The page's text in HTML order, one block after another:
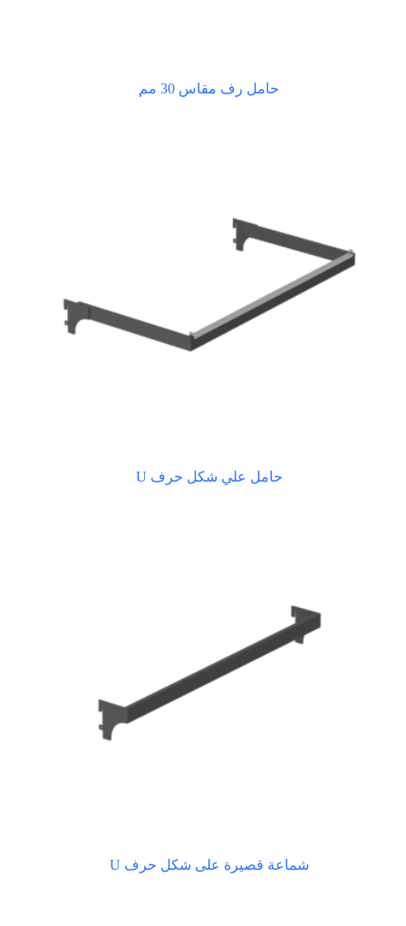
حامل رف مقاس 30 مم
حامل علي شكل حرف U
شماعة قصيرة على شكل حرف U